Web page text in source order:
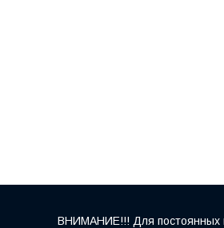
ВНИМАНИЕ!!! Для постоянных и